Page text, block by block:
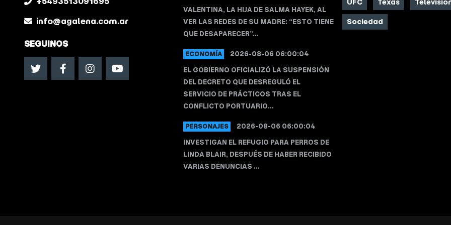
info@agalena.com.ar
SEGUINOS
VALENTINA, LA HIJA DE SALMA HAYEK, AL
VER LAS REDES DE SU MADRE: “ESTO TIENE
QUE DESAPARECER”...
ECONOMÍA
2026-08-06 06:00:04
EL GOBIERNO OFICIALIZÓ LA SUSPENSIÓN
DEL DECRETO QUE DESREGULÓ EL
SERVICIO DE PRÁCTICOS TRAS EL
CONFLICTO PORTUARIO...
PERSONAJES
2026-08-06 06:00:04
INVESTIGAN EL REFUGIO PARA PERROS DE
LINDA BLAIR, DESPUÉS DE HABER RECIBIDO
VARIAS DENUNCIAS ...
UFC Texas
Sociedad